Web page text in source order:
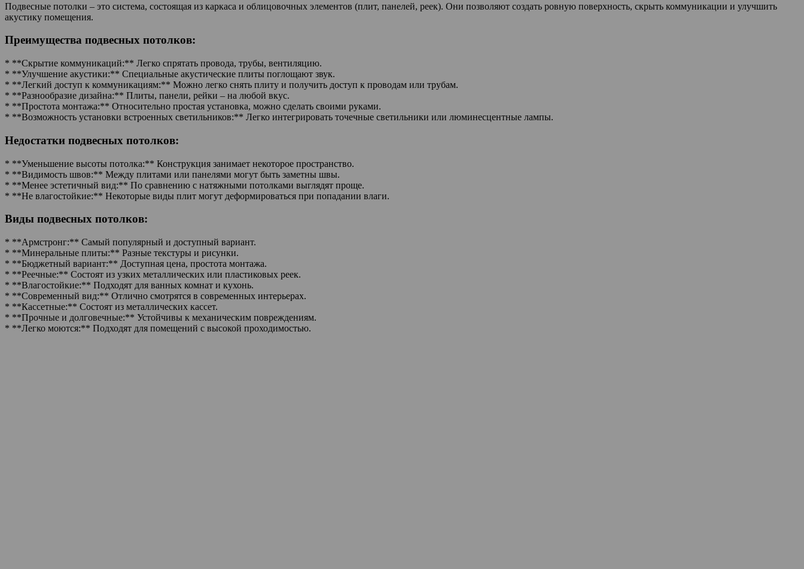
Подвесные потолки – это система, состоящая из каркаса и облицовочных элементов (плит, панелей, реек). Они позволяют создать ровную поверхность, скрыть коммуникации и улучшить
акустику помещения.
Преимущества подвесных потолков:
* **Скрытие коммуникаций:** Легко спрятать провода, трубы, вентиляцию.
* **Улучшение акустики:** Специальные акустические плиты поглощают звук.
* **Легкий доступ к коммуникациям:** Можно легко снять плиту и получить доступ к проводам или трубам.
* **Разнообразие дизайна:** Плиты, панели, рейки – на любой вкус.
* **Простота монтажа:** Относительно простая установка, можно сделать своими руками.
* **Возможность установки встроенных светильников:** Легко интегрировать точечные светильники или люминесцентные лампы.
Недостатки подвесных потолков:
* **Уменьшение высоты потолка:** Конструкция занимает некоторое пространство.
* **Видимость швов:** Между плитами или панелями могут быть заметны швы.
* **Менее эстетичный вид:** По сравнению с натяжными потолками выглядят проще.
* **Не влагостойкие:** Некоторые виды плит могут деформироваться при попадании влаги.
Виды подвесных потолков:
* **Армстронг:** Самый популярный и доступный вариант.
* **Минеральные плиты:** Разные текстуры и рисунки.
* **Бюджетный вариант:** Доступная цена, простота монтажа.
* **Реечные:** Состоят из узких металлических или пластиковых реек.
* **Влагостойкие:** Подходят для ванных комнат и кухонь.
* **Современный вид:** Отлично смотрятся в современных интерьерах.
* **Кассетные:** Состоят из металлических кассет.
* **Прочные и долговечные:** Устойчивы к механическим повреждениям.
* **Легко моются:** Подходят для помещений с высокой проходимостью.